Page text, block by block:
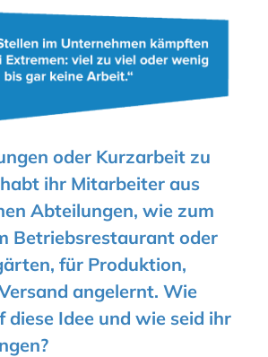
oder Kurzarbeit zu
ihr Mitarbeiter aus
Abteilungen, wie zum
Betriebsrestaurant oder
für Produktion,
angelernt. Wie
diese Idee und wie seid ihr